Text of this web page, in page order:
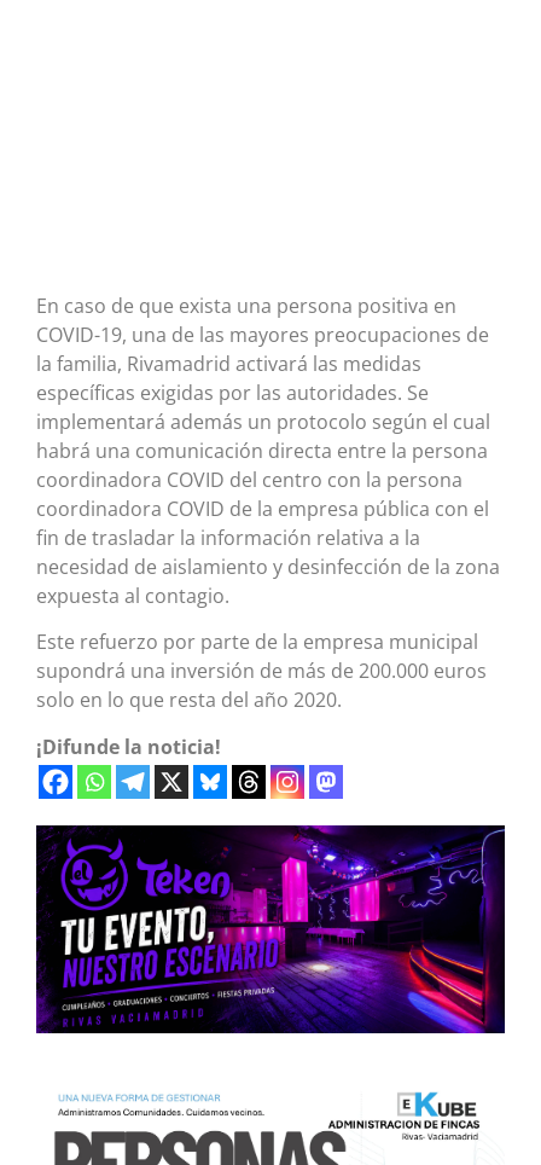
En caso de que exista una persona positiva en
COVID-19, una de las mayores preocupaciones de
la familia, Rivamadrid activará las medidas
específicas exigidas por las autoridades. Se
implementará además un protocolo según el cual
habrá una comunicación directa entre la persona
coordinadora COVID del centro con la persona
coordinadora COVID de la empresa pública con el
fin de trasladar la información relativa a la
necesidad de aislamiento y desinfección de la zona
expuesta al contagio.
Este refuerzo por parte de la empresa municipal
supondrá una inversión de más de 200.000 euros
solo en lo que resta del año 2020.
¡Difunde la noticia!